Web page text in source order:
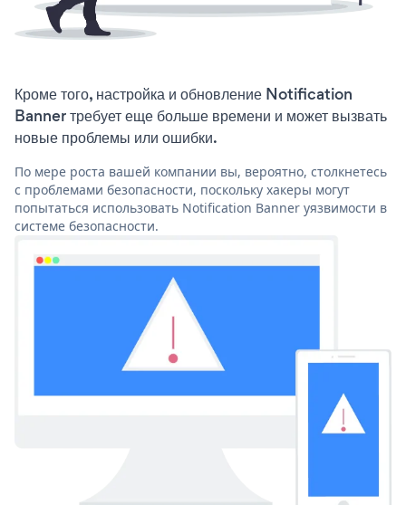
Кроме того, настройка и обновление Notification
Banner требует еще больше времени и может вызвать
новые проблемы или ошибки.
По мере роста вашей компании вы, вероятно, столкнетесь
с проблемами безопасности, поскольку хакеры могут
попытаться использовать Notification Banner уязвимости в
системе безопасности.